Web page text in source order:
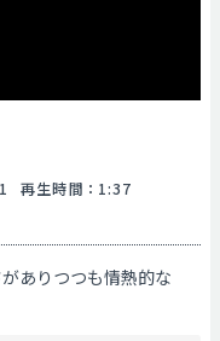
再生時間 ： 1:37
ありつつも情熱的な